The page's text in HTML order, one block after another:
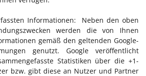
Informationen: Neben den oben
werden die von Ihnen
gemäß den geltenden Google-
genutzt. Google veröffentlicht
Statistiken über die +1-
bzw. gibt diese an Nutzer und Partner